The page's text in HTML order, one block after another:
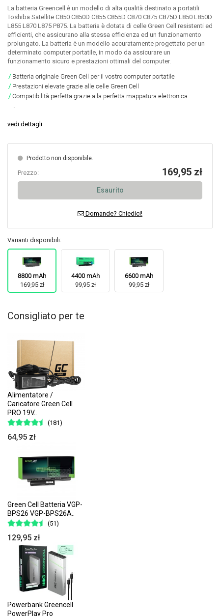
La batteria Greencell è un modello di alta qualità destinato a portatili
Toshiba Satellite C850 C850D C855 C855D C870 C875 C875D L850 L850D
L855 L870 L875 P875. La batteria è dotata di celle Green Cell resistenti ed
efficienti, che assicurano alla stessa efficienza ed un funzionamento
prolungato. La batteria è un modello accuratamente progettato per un
determinato computer portatile, in modo da assicurare un
funzionamento sicuro e prestazioni ottimali del computer.
Batteria originale Green Cell per il vostro computer portatile
Prestazioni elevate grazie alle celle Green Cell
Compatibilità perfetta grazie alla perfetta mappatura elettronica
.
vedi dettagli
Prodotto non disponibile.
Prezzo: 169,95 zł
Esaurito
Domande? Chiedici!
Varianti disponibili:
8800 mAh
169,95 zł
4400 mAh
99,95 zł
6600 mAh
99,95 zł
Consigliato per te
Alimentatore /
Caricatore Green Cell
PRO 19V..
(181)
64,95 zł
Green Cell Batteria VGP-
BPS26 VGP-BPS26A..
(51)
129,95 zł
Powerbank Greencell
PowerPlay Pro